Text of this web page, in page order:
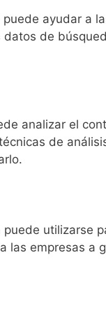
ayudar a
de
analizar el
de
utilizarse
las empresas